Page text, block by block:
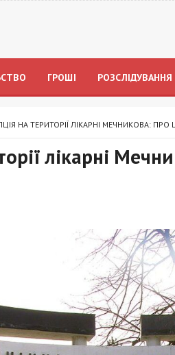
ГРОШІ РОЗСЛІДУВАННЯ
НА ТЕРИТОРІЇ ЛІКАРНІ МЕЧНИКОВА:
лікарні